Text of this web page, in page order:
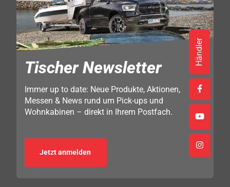
Tischer Newsletter
Immer up to date: Neue Produkte, Aktionen,
Messen & News rund um Pick-ups und
Wohnkabinen – direkt in Ihrem Postfach.
Jetzt anmelden
Händler